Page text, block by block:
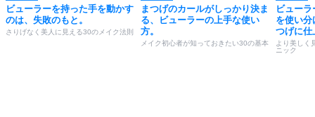
ビューラーを持った手を動かす
のは、失敗のもと。
さりげなく美人に見える30のメイク法則
まつげのカールがしっかり決ま
る、ビューラーの上手な使い
方。
メイク初心者が知っておきたい30の基本
ビュー
を使い
つげに仕
より美しく
ニック